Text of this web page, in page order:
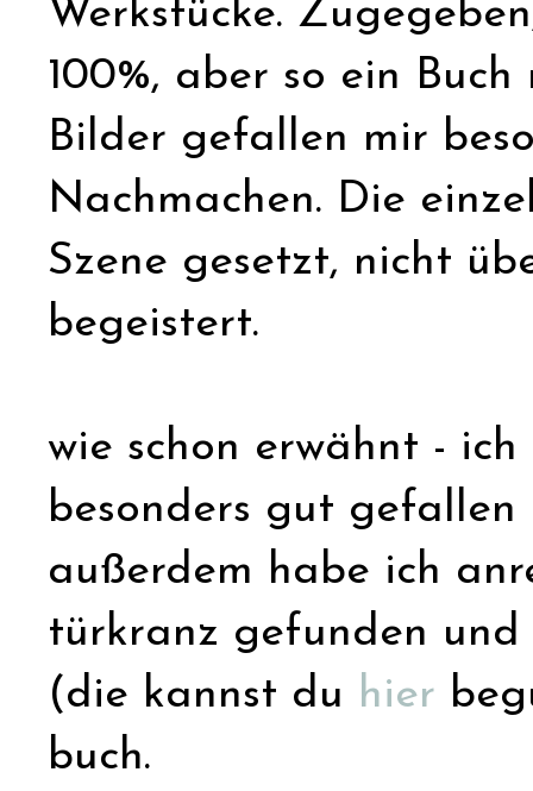
Werkstücke.
100%, aber so ein
Bilder gefallen mir
Nachmachen. Die
Szene gesetzt, nicht
begeistert.
wie schon erwähnt -
besonders gut gefallen
außerdem habe ich
türkranz gefunden und
(die kannst du hier
buch.